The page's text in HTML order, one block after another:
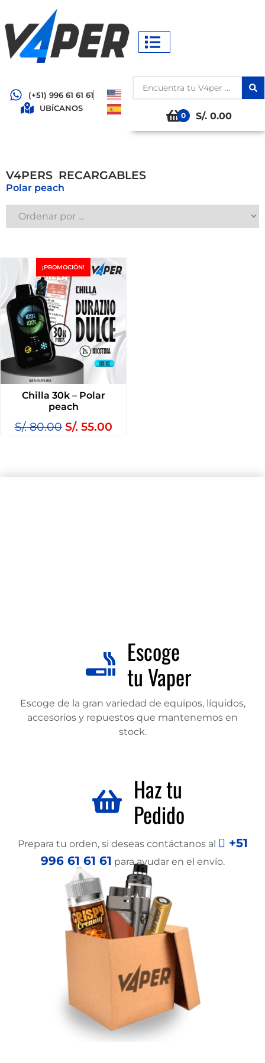
(+51) 996 61 61 61
UBÍCANOS
0
S/. 0.00
V4PERSRECARGABLES
Polar peach
¡PROMOCIÓN!
Chilla 30k – Polar
peach
S/.80.00 S/. 55.00
Escoge
tu Vaper
Escoge de la gran variedad de equipos, líquidos,
accesorios y repuestos que mantenemos en
stock.
Haz tu
Pedido
Prepara tu orden, si deseas contáctanos al
+51
996 61 61 61 para ayudar en el envío.